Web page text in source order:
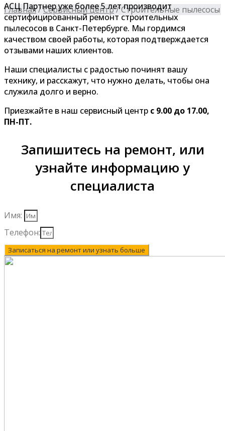
Главная/Сервисный центр/Строительные пылесосы
АСЦ Партнер уже более 5 лет производит
сертифицированный ремонт строительных
пылесосов в Санкт-Петербурге. Мы гордимся
качеством своей работы, которая подтверждается
отзывами наших клиентов.
Наши специалисты с радостью починят вашу
технику, и расскажут, что нужно делать, чтобы она
служила долго и верно.
Приезжайте в наш сервисный центр с 9.00 до 17.00,
ПН-ПТ.
Запишитесь на ремонт, или
узнайте информацию у
специалиста
Имя:
Телефон:
Записаться на ремонт или узнать больше